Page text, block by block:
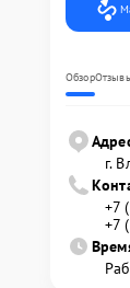
Обзор
г.
+7
+7